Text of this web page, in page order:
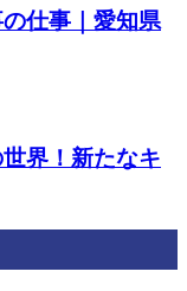
仕事｜愛知県
界！新たなキ